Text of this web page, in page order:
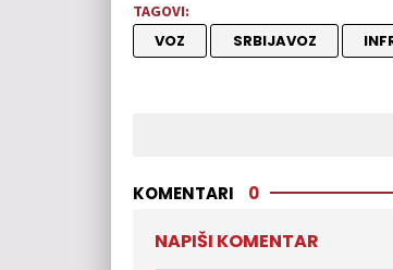
TAGOVI:
VOZ SRBIJAVOZ
KOMENTARI 0
NAPIŠI KOMENTAR